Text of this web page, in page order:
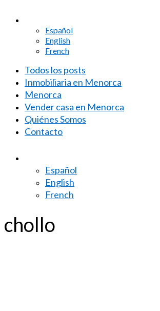
Español
English
French
Todos los posts
Inmobiliaria en Menorca
Menorca
Vender casa en Menorca
Quiénes Somos
Contacto
Español
English
French
chollo